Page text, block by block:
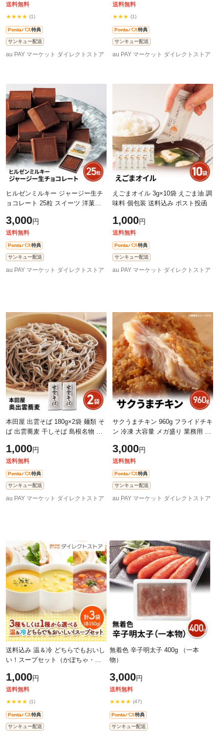
送料無料
★★★★ (1)
Pontaパス特典
サンキュー配送
au PAY マーケット ダイレクトストア
送料無料
★★★ (1)
Pontaパス特典
サンキュー配送
au PAY マーケット ダイレクトストア
ヒルゼンミルキー ジャージー生チ
ョコレート 25粒 スイーツ 洋菓子
3,000円
送料無料
Pontaパス特典
サンキュー配送
au PAY マーケット ダイレクトストア
えごまオイル 3g×10袋 えごま油 調
味料 個包装 送料込み ポスト投函
1,000円
送料無料
Pontaパス特典
サンキュー配送
au PAY マーケット ダイレクトストア
本田屋 出雲そば 180g×2袋 麺類 そ
ば 出雲蕎麦 干しそば 島根名物 送
1,000円
送料無料
Pontaパス特典
サンキュー配送
au PAY マーケット ダイレクトストア
サクうまチキン 960g フライドチキ
ン 冷凍 大容量 メガ盛り 業務用 チ
まみ おかず
3,000円
送料無料
Pontaパス特典
サンキュー配送
au PAY マーケット ダイレクトストア
送料込み 温＆冷 どちらでもおいし
い！スープセット（かぼちゃ・コ
150g×3袋 宮島醤油 アソート レト
ルト
1,000円
送料無料
★★★★ (1)
Pontaパス特典
サンキュー配送
無着色 辛子明太子 400g （一本
物）
3,000円
送料無料
★★★★ (47)
Pontaパス特典
サンキュー配送